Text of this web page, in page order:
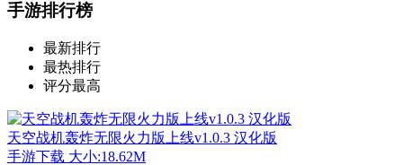
手游排行榜
最新排行
最热排行
评分最高
天空战机轰炸无限火力版上线v1.0.3 汉化版
手游下载 大小:18.62M